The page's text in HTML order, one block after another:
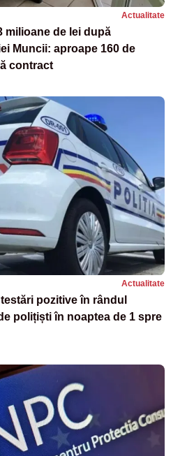
Actualitate
milioane de lei după
Muncii: aproape 160 de
contract
Actualitate
pozitive în rândul
polițiști în noaptea de 1 spre